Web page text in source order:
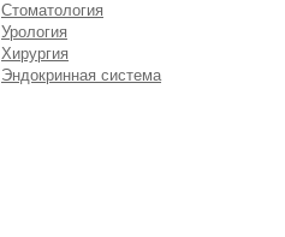
Стоматология
Урология
Хирургия
Эндокринная система